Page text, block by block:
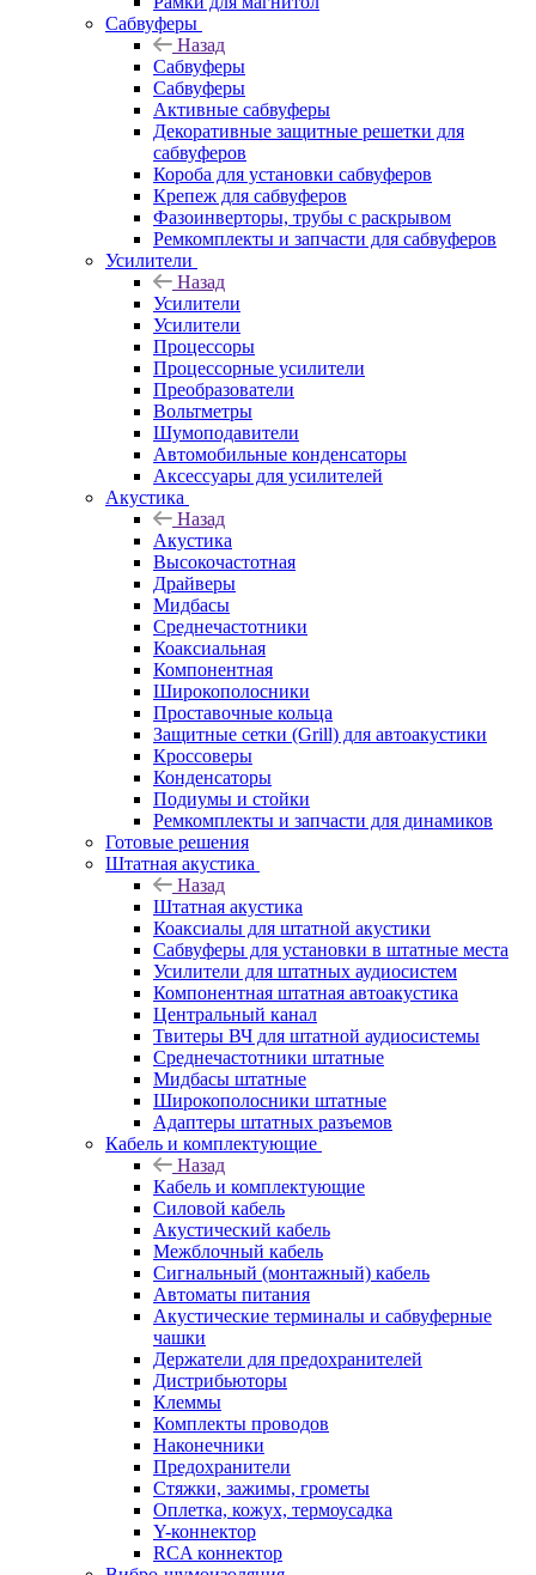
Сабвуферы
Назад
Сабвуферы
Сабвуферы
Активные сабвуферы
Декоративные защитные решетки для
сабвуферов
Короба для установки сабвуферов
Крепеж для сабвуферов
Фазоинверторы, трубы с раскрывом
Ремкомплекты и запчасти для сабвуферов
Усилители
Назад
Усилители
Усилители
Процессоры
Процессорные усилители
Преобразователи
Вольтметры
Шумоподавители
Автомобильные конденсаторы
Аксессуары для усилителей
Акустика
Назад
Акустика
Высокочастотная
Драйверы
Мидбасы
Среднечастотники
Коаксиальная
Компонентная
Широкополосники
Проставочные кольца
Защитные сетки (Grill) для автоакустики
Кроссоверы
Конденсаторы
Подиумы и стойки
Ремкомплекты и запчасти для динамиков
Готовые решения
Штатная акустика
Назад
Штатная акустика
Коаксиалы для штатной акустики
Сабвуферы для установки в штатные места
Усилители для штатных аудиосистем
Компонентная штатная автоакустика
Центральный канал
Твитеры ВЧ для штатной аудиосистемы
Среднечастотники штатные
Мидбасы штатные
Широкополосники штатные
Адаптеры штатных разъемов
Кабель и комплектующие
Назад
Кабель и комплектующие
Силовой кабель
Акустический кабель
Межблочный кабель
Сигнальный (монтажный) кабель
Автоматы питания
Акустические терминалы и сабвуферные
чашки
Держатели для предохранителей
Дистрибьюторы
Клеммы
Комплекты проводов
Наконечники
Предохранители
Стяжки, зажимы, грометы
Оплетка, кожух, термоусадка
Y-коннектор
RCA коннектор